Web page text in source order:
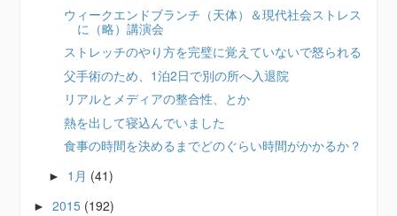
ウィークエンドブランチ（天体）＆現代社会ストレス
に（略）講演会
ストレッチのやり方を完璧に覚えていないで怒られる
父手術のため、1泊2日で別の所へ入退院
リアルとメディアの整合性、とか
熱を出して寝込んでいました
食事の時間を決めるまでどのぐらい時間がかかるか？
► 1月 (41)
►2015 (192)